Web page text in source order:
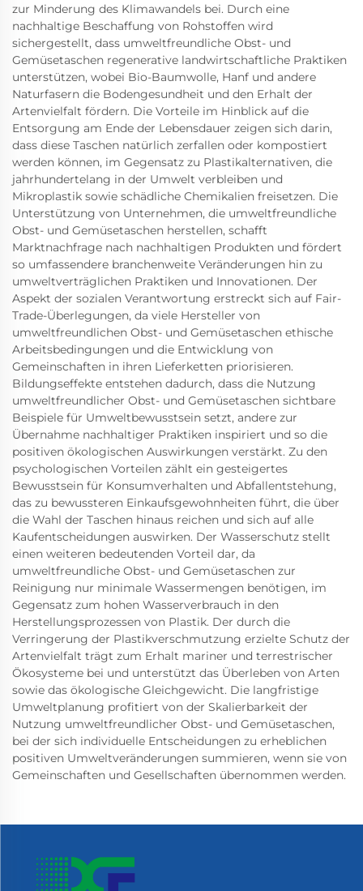
zur Minderung des Klimawandels bei. Durch eine
nachhaltige Beschaffung von Rohstoffen wird
sichergestellt, dass umweltfreundliche Obst- und
Gemüsetaschen regenerative landwirtschaftliche Praktiken
unterstützen, wobei Bio-Baumwolle, Hanf und andere
Naturfasern die Bodengesundheit und den Erhalt der
Artenvielfalt fördern. Die Vorteile im Hinblick auf die
Entsorgung am Ende der Lebensdauer zeigen sich darin,
dass diese Taschen natürlich zerfallen oder kompostiert
werden können, im Gegensatz zu Plastikalternativen, die
jahrhundertelang in der Umwelt verbleiben und
Mikroplastik sowie schädliche Chemikalien freisetzen. Die
Unterstützung von Unternehmen, die umweltfreundliche
Obst- und Gemüsetaschen herstellen, schafft
Marktnachfrage nach nachhaltigen Produkten und fördert
so umfassendere branchenweite Veränderungen hin zu
umweltverträglichen Praktiken und Innovationen. Der
Aspekt der sozialen Verantwortung erstreckt sich auf Fair-
Trade-Überlegungen, da viele Hersteller von
umweltfreundlichen Obst- und Gemüsetaschen ethische
Arbeitsbedingungen und die Entwicklung von
Gemeinschaften in ihren Lieferketten priorisieren.
Bildungseffekte entstehen dadurch, dass die Nutzung
umweltfreundlicher Obst- und Gemüsetaschen sichtbare
Beispiele für Umweltbewusstsein setzt, andere zur
Übernahme nachhaltiger Praktiken inspiriert und so die
positiven ökologischen Auswirkungen verstärkt. Zu den
psychologischen Vorteilen zählt ein gesteigertes
Bewusstsein für Konsumverhalten und Abfallentstehung,
das zu bewussteren Einkaufsgewohnheiten führt, die über
die Wahl der Taschen hinaus reichen und sich auf alle
Kaufentscheidungen auswirken. Der Wasserschutz stellt
einen weiteren bedeutenden Vorteil dar, da
umweltfreundliche Obst- und Gemüsetaschen zur
Reinigung nur minimale Wassermengen benötigen, im
Gegensatz zum hohen Wasserverbrauch in den
Herstellungsprozessen von Plastik. Der durch die
Verringerung der Plastikverschmutzung erzielte Schutz der
Artenvielfalt trägt zum Erhalt mariner und terrestrischer
Ökosysteme bei und unterstützt das Überleben von Arten
sowie das ökologische Gleichgewicht. Die langfristige
Umweltplanung profitiert von der Skalierbarkeit der
Nutzung umweltfreundlicher Obst- und Gemüsetaschen,
bei der sich individuelle Entscheidungen zu erheblichen
positiven Umweltveränderungen summieren, wenn sie von
Gemeinschaften und Gesellschaften übernommen werden.